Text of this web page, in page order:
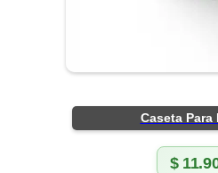
Caseta Para
$